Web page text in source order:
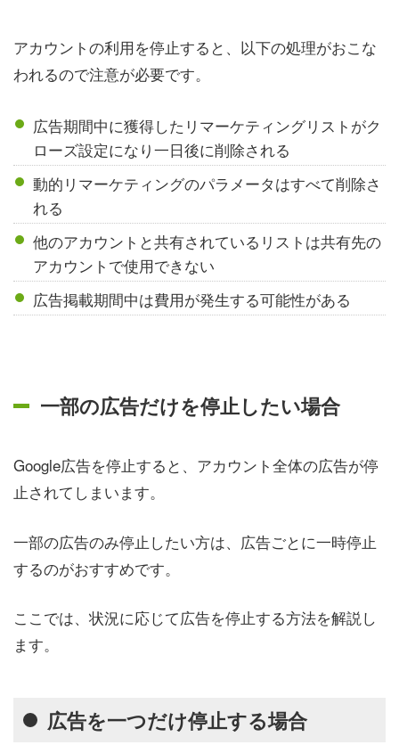
アカウントの利用を停止すると、以下の処理がおこな
われるので注意が必要です。
広告期間中に獲得したリマーケティングリストがク
ローズ設定になり一日後に削除される
動的リマーケティングのパラメータはすべて削除さ
れる
他のアカウントと共有されているリストは共有先の
アカウントで使用できない
広告掲載期間中は費用が発生する可能性がある
一部の広告だけを停止したい場合
Google広告を停止すると、アカウント全体の広告が停
止されてしまいます。
一部の広告のみ停止したい方は、広告ごとに一時停止
するのがおすすめです。
ここでは、状況に応じて広告を停止する方法を解説し
ます。
広告を一つだけ停止する場合